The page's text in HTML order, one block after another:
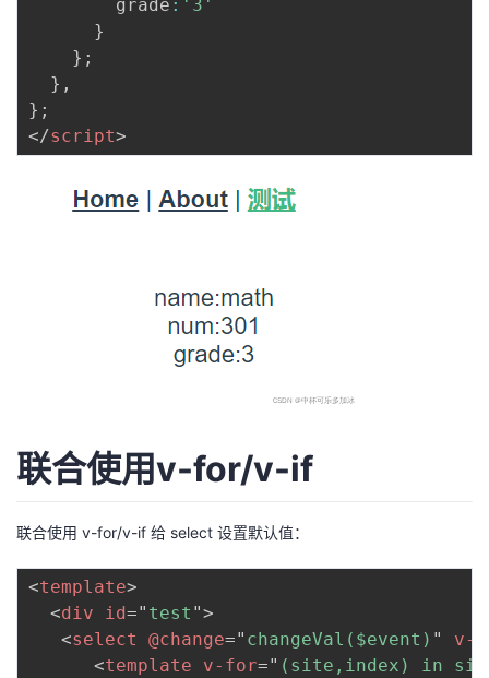
        grade
: '3'
}
} ;
} ,
} ;
</script>
联合使用v-for/v-if
联合使用 v-for/v-if 给 select 设置默认值：
<template>
<div id=" test ">
<select @change=" changeVal($event) "
v-
<template v-for=" (site,index) in